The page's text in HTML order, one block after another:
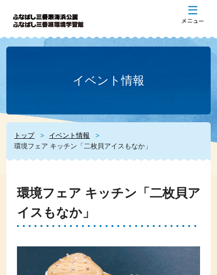
イベント情報
トップ
イベント情報
環境フェア キッチン「二枚貝アイスもなか」
環境フェア キッチン「二枚貝ア
イスもなか」